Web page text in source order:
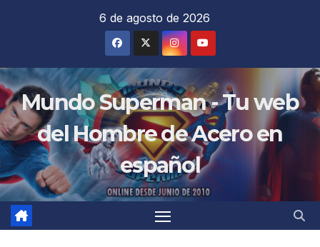
6 de agosto de 2026
Mundo Superman - Tu web
del Hombre de Acero en
español